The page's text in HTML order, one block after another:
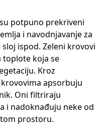
potpuno prekriveni
i navodnjavanje za
ispod. Zeleni krovovi
toplote koja se
Kroz
apsorbuju
Oni filtriraju
i nadoknađuju neke od
prostoru.